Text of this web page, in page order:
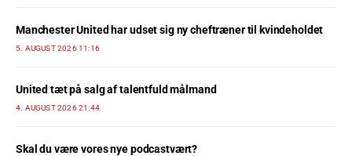
Manchester United har udset sig ny cheftræner til kvindeholdet
5. AUGUST 2026 11:16
United tæt på salg af talentfuld målmand
4. AUGUST 2026 21:44
Skal du være vores nye podcastvært?